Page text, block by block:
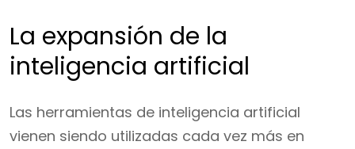
La expansión de la
inteligencia artificial
Las herramientas de inteligencia artificial
vienen siendo utilizadas cada vez más en